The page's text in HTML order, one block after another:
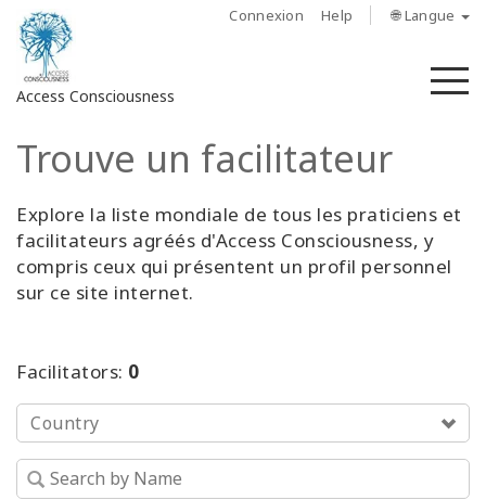
Connexion Help 🌐 Langue
Access Consciousness
Connectez-
sur
votre
compte
Bars
Les
régions
Trouve un facilitateur
Explore la liste mondiale de tous les praticiens et
facilitateurs agréés d'Access Consciousness, y
compris ceux qui présentent un profil personnel
sur ce site internet.
Facilitators: 0
Country